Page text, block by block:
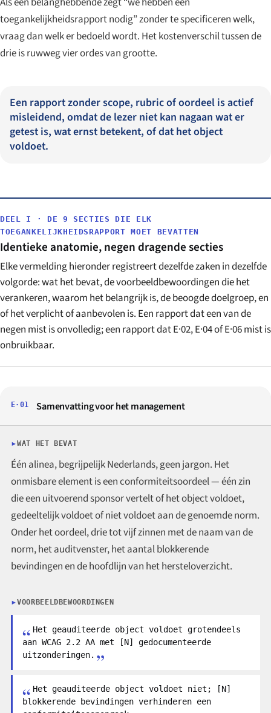
toegankelijkheidsrapport nodig” zonder te specificeren welk,
vraag dan welk er bedoeld wordt. Het kostenverschil tussen de
drie is ruwweg vier ordes van grootte.
Een rapport zonder scope, rubric of oordeel is actief
misleidend, omdat de lezer niet kan nagaan wat er
getest is, wat ernst betekent, of dat het object
voldoet.
DEEL I · DE 9 SECTIES DIE ELK
TOEGANKELIJKHEIDSRAPPORT MOET BEVATTEN
Identieke anatomie, negen dragende secties
Elke vermelding hieronder registreert dezelfde zaken in dezelfde
volgorde: wat het bevat, de voorbeeldbewoordingen die het
verankeren, waarom het belangrijk is, de beoogde doelgroep, en
of het verplicht of aanbevolen is. Een rapport dat een van de
negen mist is onvolledig; een rapport dat E·02, E·04 of E·06 mist is
onbruikbaar.
E·01 Samenvatting voor het management
WAT HET BEVAT
Één alinea, begrijpelijk Nederlands, geen jargon. Het
onmisbare element is een conformiteitsoordeel — één zin
die een uitvoerend sponsor vertelt of het object voldoet,
gedeeltelijk voldoet of niet voldoet aan de genoemde norm.
Onder het oordeel, drie tot vijf zinnen met de naam van de
norm, het auditvenster, het aantal blokkerende
bevindingen en de hoofdlijn van het hersteloverzicht.
VOORBEELDBEWOORDINGEN
Het geauditeerde object voldoet grotendeels
aan WCAG 2.2 AA met [N] gedocumenteerde
uitzonderingen.
Het geauditeerde object voldoet niet; [N]
blokkerende bevindingen verhinderen een